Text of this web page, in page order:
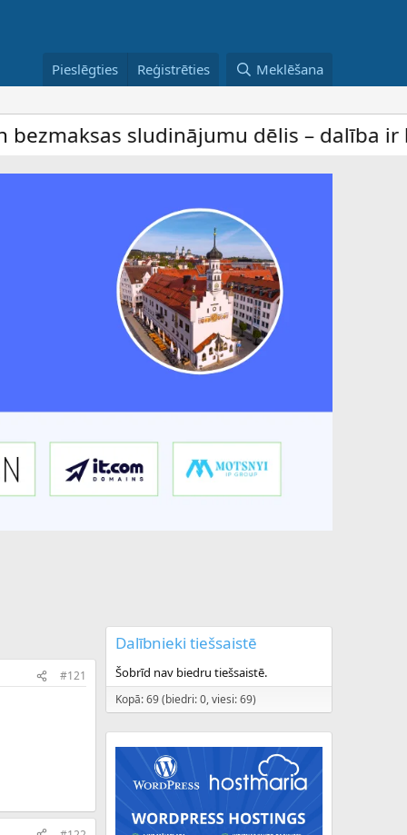
Pieslēgties Reģistrēties Meklēšana
dēlis – dalība ir bez maksas
#121
Dalībnieki tiešsaistē
Šobrīd nav biedru tiešsaistē.
Kopā: 69 (biedri: 0, viesi: 69)